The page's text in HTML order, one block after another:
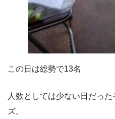
この日は総勢で13名
人数としては少ない日だっ
ズ。